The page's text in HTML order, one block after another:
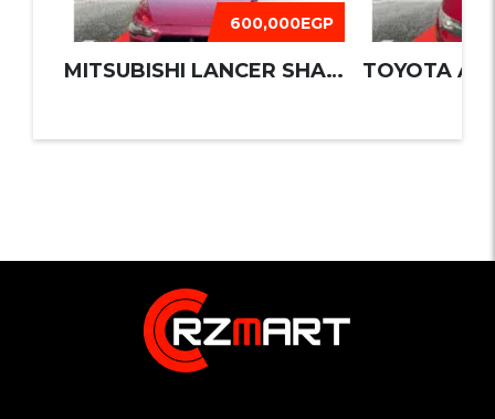
600,000EGP
MITSUBISHI LANCER SHARK 2016 TOYOTA